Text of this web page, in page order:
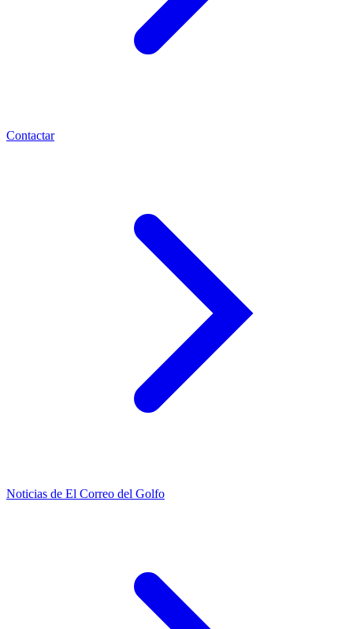
Contactar
Noticias de El Correo del Golfo